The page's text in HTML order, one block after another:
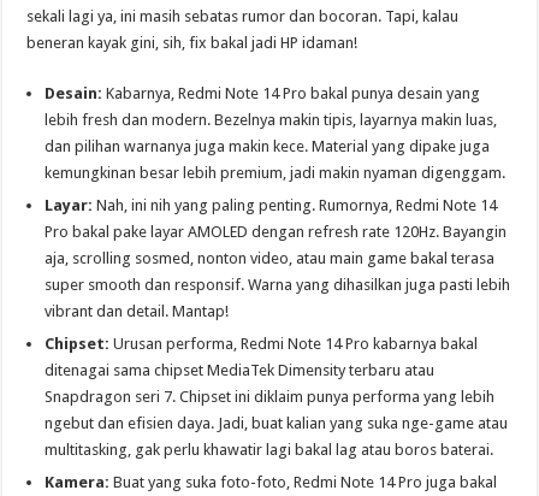
sekali lagi ya, ini masih sebatas rumor dan bocoran. Tapi, kalau
beneran kayak gini, sih, fix bakal jadi HP idaman!
Desain: Kabarnya, Redmi Note 14 Pro bakal punya desain yang
lebih fresh dan modern. Bezelnya makin tipis, layarnya makin luas,
dan pilihan warnanya juga makin kece. Material yang dipake juga
kemungkinan besar lebih premium, jadi makin nyaman digenggam.
Layar: Nah, ini nih yang paling penting. Rumornya, Redmi Note 14
Pro bakal pake layar AMOLED dengan refresh rate 120Hz. Bayangin
aja, scrolling sosmed, nonton video, atau main game bakal terasa
super smooth dan responsif. Warna yang dihasilkan juga pasti lebih
vibrant dan detail. Mantap!
Chipset: Urusan performa, Redmi Note 14 Pro kabarnya bakal
ditenagai sama chipset MediaTek Dimensity terbaru atau
Snapdragon seri 7. Chipset ini diklaim punya performa yang lebih
ngebut dan efisien daya. Jadi, buat kalian yang suka nge-game atau
multitasking, gak perlu khawatir lagi bakal lag atau boros baterai.
Kamera: Buat yang suka foto-foto, Redmi Note 14 Pro juga bakal